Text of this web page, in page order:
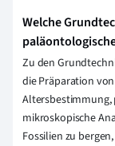
Welche
Zu den
die Präparation
Altersbestimmung,
mikroskopische
Fossilien zu